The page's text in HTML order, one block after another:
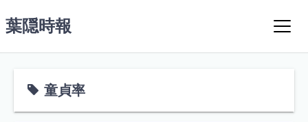
ン
ン
葉隠時報
童貞率